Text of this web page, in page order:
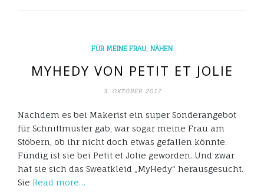
FÜR MEINE FRAU NÄHEN
MYHEDY VON PETIT ET JOLIE
3. OKTOBER 2017
Nachdem es bei Makerist ein super Sonderangebot
für Schnittmuster gab, war sogar meine Frau am
Stöbern, ob ihr nicht doch etwas gefallen könnte.
Fündig ist sie bei Petit et Jolie geworden. Und zwar
hat sie sich das Sweatkleid „MyHedy“ herausgesucht.
Sie Read more…